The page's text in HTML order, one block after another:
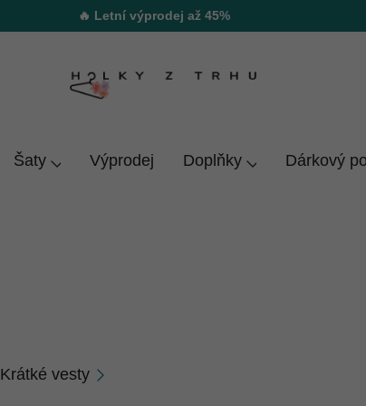
🔥 Letní výprodej až 45%
Šaty Výprodej Doplňky Dárkový
Krátké vesty